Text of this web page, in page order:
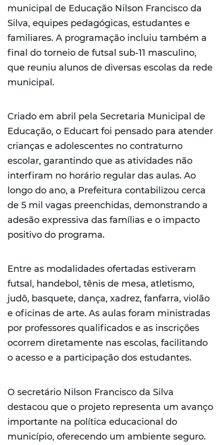
municipal de Educação Nilson Francisco da
Silva, equipes pedagógicas, estudantes e
familiares. A programação incluiu também a
final do torneio de futsal sub-11 masculino,
que reuniu alunos de diversas escolas da rede
municipal.
Criado em abril pela Secretaria Municipal de
Educação, o Educart foi pensado para atender
crianças e adolescentes no contraturno
escolar, garantindo que as atividades não
interfiram no horário regular das aulas. Ao
longo do ano, a Prefeitura contabilizou cerca
de 5 mil vagas preenchidas, demonstrando a
adesão expressiva das famílias e o impacto
positivo do programa.
Entre as modalidades ofertadas estiveram
futsal, handebol, tênis de mesa, atletismo,
judô, basquete, dança, xadrez, fanfarra, violão
e oficinas de arte. As aulas foram ministradas
por professores qualificados e as inscrições
ocorrem diretamente nas escolas, facilitando
o acesso e a participação dos estudantes.
O secretário Nilson Francisco da Silva
destacou que o projeto representa um avanço
importante na política educacional do
município, oferecendo um ambiente seguro.